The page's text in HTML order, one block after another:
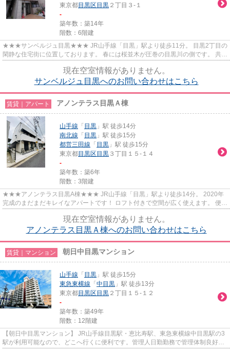
東京都目黒区 目黒 ２丁目３-１
-
築年数：築14年
階数：6階建
★★★サンベルジュ目黒★★★ JR山手線「目黒」駅より徒歩11分。 目黒2丁目の
閑静な住宅街に位置しております。 春には桜並木が圧巻の目黒川の側です。 共用
現在空室情報がありません。
サンベルジュ目黒へのお問い合わせはこちら
賃貸｜アパート アノンテラス目黒Ａ棟
山手線 「 目黒 」駅 徒歩14分
南北線 「 目黒 」駅 徒歩15分
都営三田線 「 目黒 」駅 徒歩15分
東京都目黒区 目黒 ３丁目１５-１４
-
築年数：築6年
階数：3階建
★★★アノンテラス目黒A棟★★★ JR山手線「目黒」駅より徒歩14分。 2020年
完成のまだまだキレイなアパートです！ ロフト付きで空間が広く使えます。 便利
現在空室情報がありません。
アノンテラス目黒Ａ棟へのお問い合わせはこちら
賃貸｜マンション 朝日中目黒マンション
山手線 「 目黒 」駅 徒歩15分
東急東横線 「 中目黒 」駅 徒歩13分
東京都目黒区 目黒 ２丁目１５-１２
-
築年数：築49年
階数：12階建
【朝日中目黒マンション】 JR山手線目黒駅・恵比寿駅、東急東横線中目黒駅の3
駅が利用可能なので、どこへ行くに便利です。管理人日勤勤務で管理体制良好で